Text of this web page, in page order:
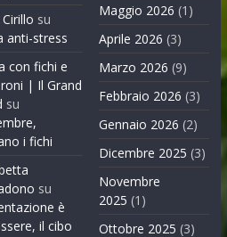
su
anti-stress
con fichi e
| Il Grand
su
i fichi
su
è
il cibo
Maggio 2026 (1)
Aprile 2026 (3)
Marzo 2026 (9)
Febbraio 2026 (3)
Gennaio 2026 (2)
Dicembre 2025 (3)
Novembre
2025 (1)
Ottobre 2025 (3)